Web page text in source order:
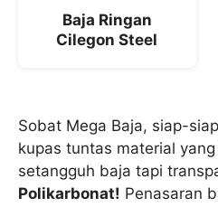
Baja Ringan
Cilegon Steel
Sobat Mega Baja, siap-
kupas tuntas material
setangguh baja tapi
Polikarbonat! Penasaran